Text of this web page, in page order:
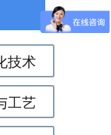
技术
工艺